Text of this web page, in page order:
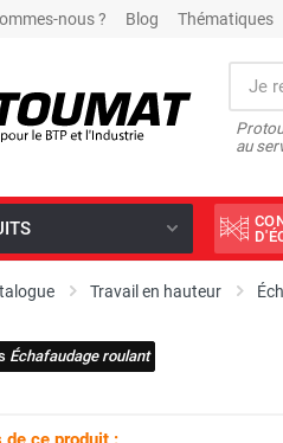
nous ? Blog Thématiques
au
D'USINE
FORAGE
Travail en hauteur
Échafaudage roulant